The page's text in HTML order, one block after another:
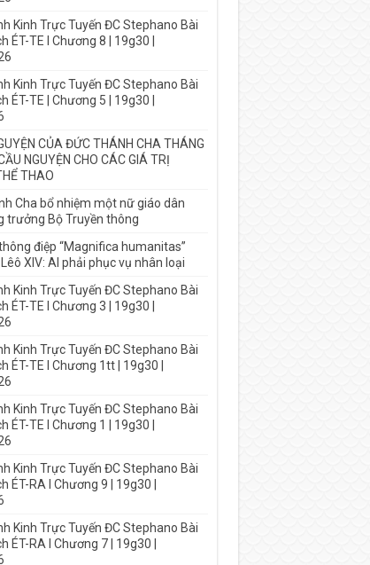
Kinh Trực Tuyến ĐC Stephano Bài
ÉT-TE I Chương 8 | 19g30 |
Kinh Trực Tuyến ĐC Stephano Bài
ÉT-TE | Chương 5 | 19g30 |
CỦA ĐỨC THÁNH CHA THÁNG
NGUYỆN CHO CÁC GIÁ TRỊ
THAO
Cha bổ nhiệm một nữ giáo dân
trưởng Bộ Truyền thông
điệp “Magnifica humanitas”
XIV: AI phải phục vụ nhân loại
Kinh Trực Tuyến ĐC Stephano Bài
ÉT-TE I Chương 3 | 19g30 |
Kinh Trực Tuyến ĐC Stephano Bài
ÉT-TE I Chương 1tt | 19g30 |
Kinh Trực Tuyến ĐC Stephano Bài
ÉT-TE I Chương 1 | 19g30 |
Kinh Trực Tuyến ĐC Stephano Bài
ÉT-RA I Chương 9 | 19g30 |
Kinh Trực Tuyến ĐC Stephano Bài
ÉT-RA I Chương 7 | 19g30 |